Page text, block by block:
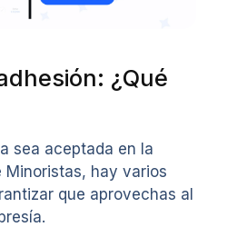
¿Qué
sea aceptada en la
Minoristas, hay varios
que aprovechas al